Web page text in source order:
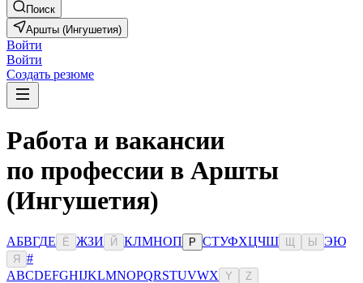
Поиск
Аршты (Ингушетия)
Войти
Войти
Создать резюме
Работа и вакансии
по профессии в Аршты
(Ингушетия)
АБВГДЕ Ё ЖЗИ Й КЛМНОП Р СТУФХЦЧШ Ы ЭЮ
Я
#
ABCDEFGHIJKLMNOPQRSTUVWX Y Z